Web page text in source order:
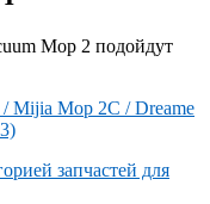
Mop 2 подойдут
Mijia Mop 2C / Dreame
запчастей для